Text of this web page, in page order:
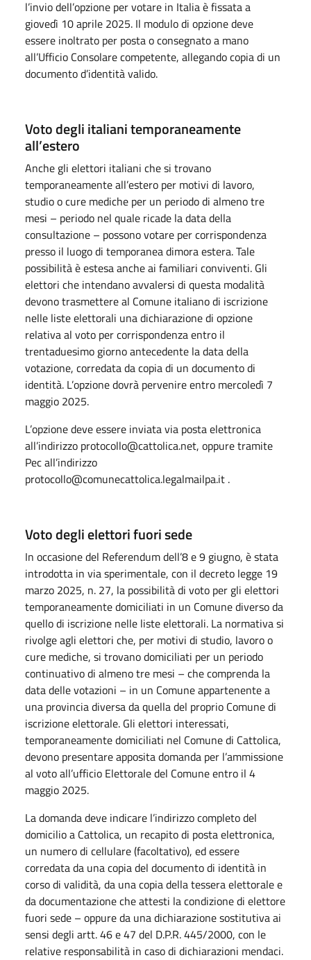
l’invio dell’opzione per votare in Italia è fissata a
giovedì 10 aprile 2025. Il modulo di opzione deve
essere inoltrato per posta o consegnato a mano
all’Ufficio Consolare competente, allegando copia di un
documento d’identità valido.
Voto degli italiani temporaneamente
all’estero
Anche gli elettori italiani che si trovano
temporaneamente all’estero per motivi di lavoro,
studio o cure mediche per un periodo di almeno tre
mesi – periodo nel quale ricade la data della
consultazione – possono votare per corrispondenza
presso il luogo di temporanea dimora estera. Tale
possibilità è estesa anche ai familiari conviventi. Gli
elettori che intendano avvalersi di questa modalità
devono trasmettere al Comune italiano di iscrizione
nelle liste elettorali una dichiarazione di opzione
relativa al voto per corrispondenza entro il
trentaduesimo giorno antecedente la data della
votazione, corredata da copia di un documento di
identità. L’opzione dovrà pervenire entro mercoledì 7
maggio 2025.
L’opzione deve essere inviata via posta elettronica
all’indirizzo protocollo@cattolica.net, oppure tramite
Pec all’indirizzo
protocollo@comunecattolica.legalmailpa.it .
Voto degli elettori fuori sede
In occasione del Referendum dell’8 e 9 giugno, è stata
introdotta in via sperimentale, con il decreto legge 19
marzo 2025, n. 27, la possibilità di voto per gli elettori
temporaneamente domiciliati in un Comune diverso da
quello di iscrizione nelle liste elettorali. La normativa si
rivolge agli elettori che, per motivi di studio, lavoro o
cure mediche, si trovano domiciliati per un periodo
continuativo di almeno tre mesi – che comprenda la
data delle votazioni – in un Comune appartenente a
una provincia diversa da quella del proprio Comune di
iscrizione elettorale. Gli elettori interessati,
temporaneamente domiciliati nel Comune di Cattolica,
devono presentare apposita domanda per l’ammissione
al voto all’ufficio Elettorale del Comune entro il 4
maggio 2025.
La domanda deve indicare l’indirizzo completo del
domicilio a Cattolica, un recapito di posta elettronica,
un numero di cellulare (facoltativo), ed essere
corredata da una copia del documento di identità in
corso di validità, da una copia della tessera elettorale e
da documentazione che attesti la condizione di elettore
fuori sede – oppure da una dichiarazione sostitutiva ai
sensi degli artt. 46 e 47 del D.P.R. 445/2000, con le
relative responsabilità in caso di dichiarazioni mendaci.